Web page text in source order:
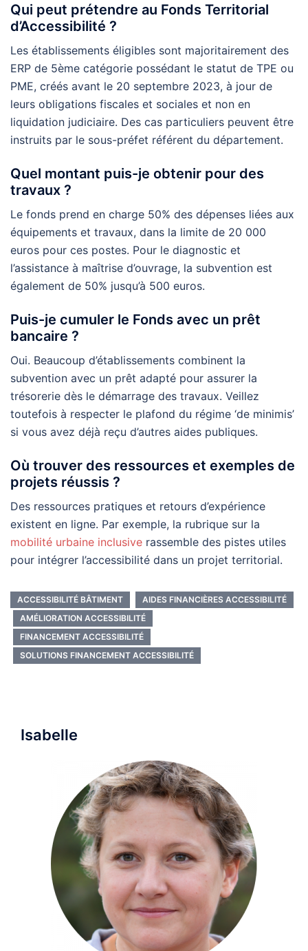
Qui peut prétendre au Fonds Territorial
d’Accessibilité ?
Les établissements éligibles sont majoritairement des
ERP de 5ème catégorie possédant le statut de TPE ou
PME, créés avant le 20 septembre 2023, à jour de
leurs obligations fiscales et sociales et non en
liquidation judiciaire. Des cas particuliers peuvent être
instruits par le sous-préfet référent du département.
Quel montant puis-je obtenir pour des
travaux ?
Le fonds prend en charge 50% des dépenses liées aux
équipements et travaux, dans la limite de 20 000
euros pour ces postes. Pour le diagnostic et
l’assistance à maîtrise d’ouvrage, la subvention est
également de 50% jusqu’à 500 euros.
Puis-je cumuler le Fonds avec un prêt
bancaire ?
Oui. Beaucoup d’établissements combinent la
subvention avec un prêt adapté pour assurer la
trésorerie dès le démarrage des travaux. Veillez
toutefois à respecter le plafond du régime ‘de minimis’
si vous avez déjà reçu d’autres aides publiques.
Où trouver des ressources et exemples de
projets réussis ?
Des ressources pratiques et retours d’expérience
existent en ligne. Par exemple, la rubrique sur la
mobilité urbaine inclusive rassemble des pistes utiles
pour intégrer l’accessibilité dans un projet territorial.
ACCESSIBILITÉ BÂTIMENT
AIDES FINANCIÈRES ACCESSIBILITÉ
AMÉLIORATION ACCESSIBILITÉ
FINANCEMENT ACCESSIBILITÉ
SOLUTIONS FINANCEMENT ACCESSIBILITÉ
Isabelle